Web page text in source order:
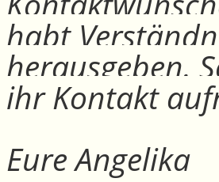
habt
herausgeben.
ihr Kontakt
Eure Angelika